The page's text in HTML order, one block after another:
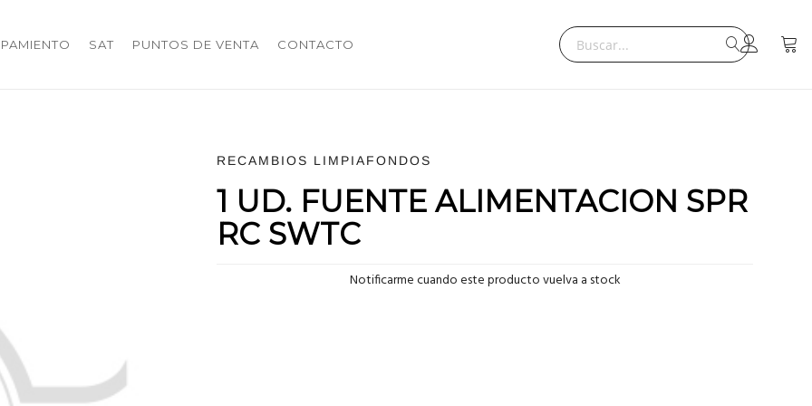
SAT PUNTOS DE VENTA CONTACTO Search
Search Mi
RECAMBIOS LIMPIAFONDOS
1 UD. FUENTE ALIMENTACION SPR
RC SWTC
Notificarme cuando este producto vuelva a stock